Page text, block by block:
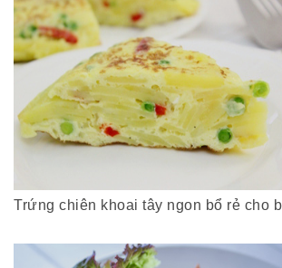
Trứng chiên khoai tây ngon bổ rẻ cho